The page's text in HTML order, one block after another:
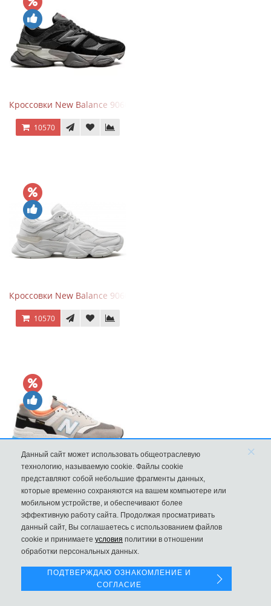
Кроссовки New Balance 9060 Black Castlerock
10570
Кроссовки New Balance 9060 Triple White
10570
New Balance 997H Cordura Marblehead с желтой и голубой
Данный сайт может использовать общеотраслевую
технологию, называемую cookie. Файлы cookie
представляют собой небольшие фрагменты данных,
которые временно сохраняются на вашем компьютере или
мобильном устройстве, и обеспечивают более
эффективную работу сайта. Продолжая просматривать
данный сайт, Вы соглашаетесь с использованием файлов
cookie и принимаете условия политики в отношении
обработки персональных данных.
×
ПОДТВЕРЖДАЮ ОЗНАКОМЛЕНИЕ И
СОГЛАСИЕ